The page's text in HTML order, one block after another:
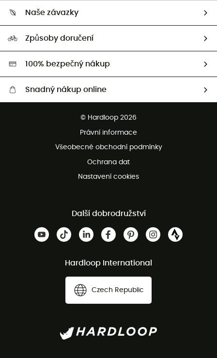
Vrácení zboží a peněz
Naši Ambasadoři
Naše závazky
Second hand
HardGreen
Způsoby doručení
100% bezpečný nákup
Snadný nákup online
Bezplatné vrácení do 100 dnů
Bezplatná zákaznická služba
© Hardloop 2026
Právní informace
Všeobecné obchodní podmínky
Ochrana dat
Nastavení cookies
Další dobrodružství
Hardloop International
Czech Republic